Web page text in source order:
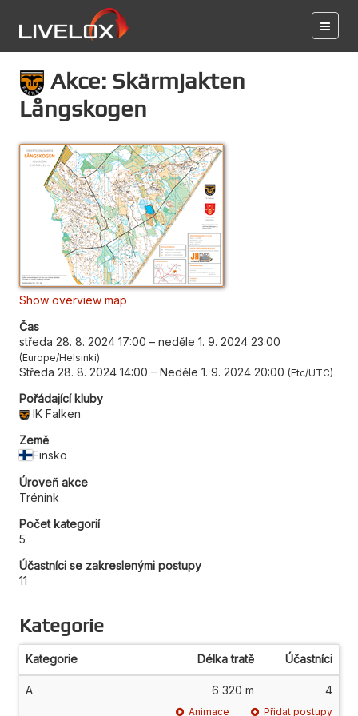
Akce: Skärmjakten
Långskogen
Show overview map
Čas
středa 28. 8. 2024 17:00 – neděle 1. 9. 2024 23:00
Europe/Helsinki
Středa 28. 8. 2024 14:00 – Neděle 1. 9. 2024 20:00 Etc/UTC
Pořádající kluby
IK Falken
Země
Finsko
Úroveň akce
Trénink
Počet kategorií
5
Účastníci se zakreslenými postupy
11
Kategorie
Kategorie Délka tratě Účastníci
A 6 320 m 4
Animace Přidat postupy